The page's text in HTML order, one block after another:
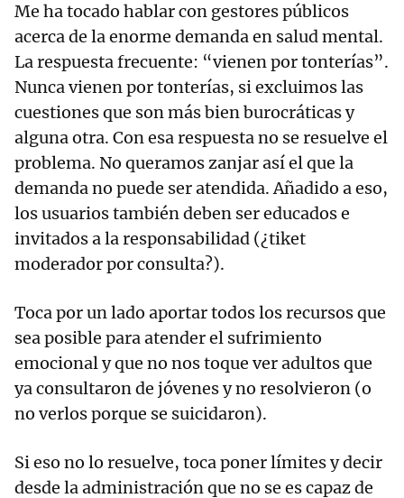
Me ha tocado hablar con gestores públicos
acerca de la enorme demanda en salud mental.
La respuesta frecuente: “vienen por tonterías”.
Nunca vienen por tonterías, si excluimos las
cuestiones que son más bien burocráticas y
alguna otra. Con esa respuesta no se resuelve el
problema. No queramos zanjar así el que la
demanda no puede ser atendida. Añadido a eso,
los usuarios también deben ser educados e
invitados a la responsabilidad (¿tiket
moderador por consulta?).
Toca por un lado aportar todos los recursos que
sea posible para atender el sufrimiento
emocional y que no nos toque ver adultos que
ya consultaron de jóvenes y no resolvieron (o
no verlos porque se suicidaron).
Si eso no lo resuelve, toca poner límites y decir
desde la administración que no se es capaz de